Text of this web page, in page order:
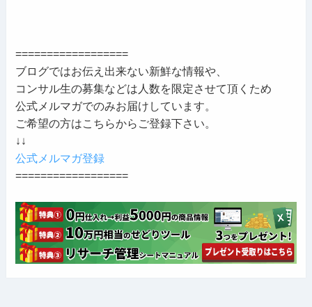
==================
ブログではお伝え出来ない新鮮な情報や、
コンサル生の募集などは人数を限定させて頂くため
公式メルマガでのみお届けしています。
ご希望の方はこちらからご登録下さい。
↓↓
公式メルマガ登録
==================